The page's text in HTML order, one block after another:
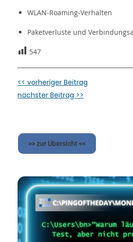
WLAN-Roaming-Verhalten
Paketverluste und
547
<< vorheriger Beitrag
nächster Beitrag >>
>> zur Übersicht <<